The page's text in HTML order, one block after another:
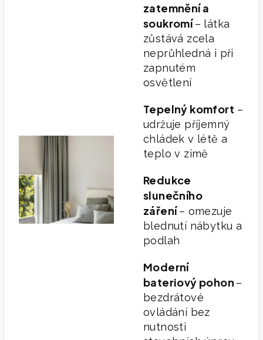
zatemnění a
soukromí– látka
zůstává zcela
neprůhledná i při
zapnutém
osvětlení
Tepelný komfort –
udržuje příjemný
chládek v létě a
teplo v zimě
Redukce
slunečního
záření– omezuje
blednutí nábytku a
podlah
Moderní
bateriový pohon –
bezdrátové
ovládání bez
nutnosti